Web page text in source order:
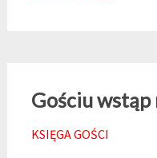
Gościu
KSIĘGA GOŚCI